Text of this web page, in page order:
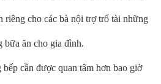
riêng cho các bà nội trợ trổ tài những
bữa ăn cho gia đình.
cần được quan tâm hơn bao giờ